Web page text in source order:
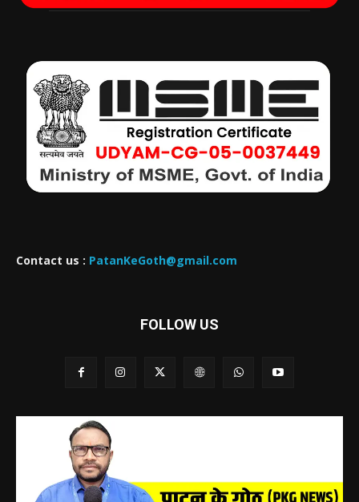
Contact us : PatanKeGoth@gmail.com
FOLLOW US